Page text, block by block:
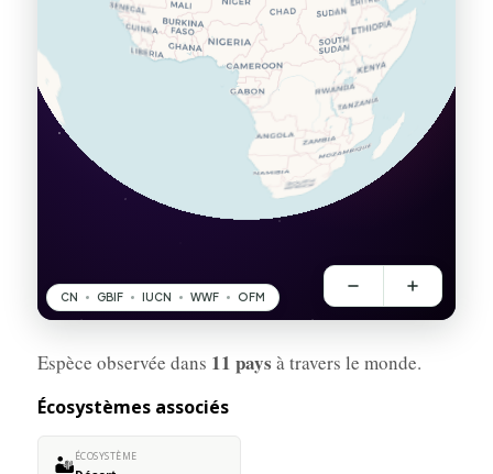
Espèce observée dans 11 pays à travers le monde.
Écosystèmes associés
🏜️ÉCOSYSTÈME